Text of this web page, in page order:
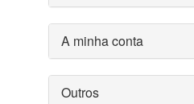
A minha conta
Outros